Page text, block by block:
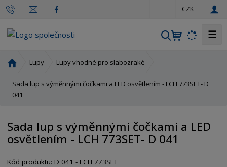
CZK
V
e
t
☰
o
d
s
t
a
Lupy Lupy vhodné pro slabozraké
Sada lup s výměnnými čočkami a LED osvětlením - LCH 773SET- D
041
Sada lup s výměnnými čočkami a LED
osvětlením - LCH 773SET- D 041
Kód produktu: D 041 - LCH 773SET